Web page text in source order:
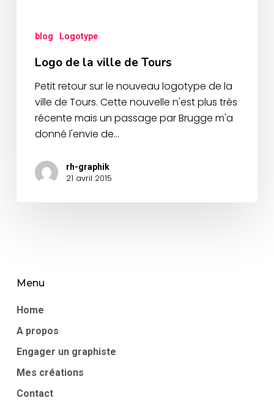
blog Logotype
Logo de la ville de Tours
Petit retour sur le nouveau logotype de la
ville de Tours. Cette nouvelle n'est plus très
récente mais un passage par Brugge m'a
donné l'envie de…
rh-graphik
21 avril 2015
Menu
Home
A propos
Engager un graphiste
Mes créations
Contact